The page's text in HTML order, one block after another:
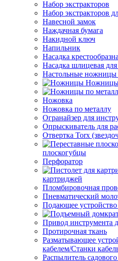
Набор экстракторов
Набор экстракторов
Навесной замок
Наждачная бумага
Накидной ключ
Напильник
Насадка
Насадка шлицевая для
Настольные ножницы
Ножовка
Ножовка по металлу
Огранайзер для
Опрыскиватель для
Отвертка Torx
плоскогубцы
Перфоратор
картриджей
Пломбировочная
Пневматический
Подающее
Привод инструмента
Протирочная ткань
Разматывающее
кабелем/Станки
Распылитель